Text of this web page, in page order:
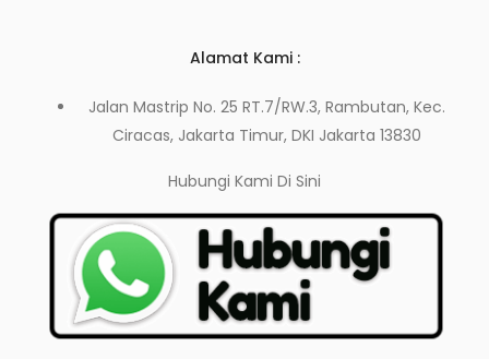
Alamat Kami :
Jalan Mastrip No. 25 RT.7/RW.3, Rambutan, Kec.
Ciracas, Jakarta Timur, DKI Jakarta 13830
Hubungi Kami Di Sini